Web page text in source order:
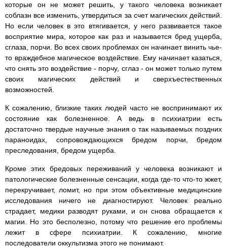
которые он не может решить, у такого человека возникает
соблазн все изменить, утвердиться за счет магических действий.
Но если человек в это втягивается, у него развивается такое
восприятие мира, которое как раз и называется бред ущерба,
сглаза, порчи. Во всех своих проблемах он начинает винить чье-
то враждебное магическое воздействие. Ему начинает казаться,
что снять это воздействие - порчу, сглаз - он может только путем
своих магических действий и сверхъестественных
возможностей.
К сожалению, близкие таких людей часто не воспринимают их
состояние как болезненное. А ведь в психиатрии есть
достаточно твердые научные знания о так называемых поздних
параноидах, сопровождающихся бредом порчи, бредом
преследования, бредом ущерба.
Кроме этих бредовых переживаний у человека возникают и
патологические болезненные сенсации, когда где-то что-то жжет,
перекручивает, ломит, но при этом объективные медицинские
исследования ничего не диагностируют. Человек реально
страдает, медики разводят руками, и он снова обращается к
магии. Но это бесполезно, потому что решение его проблемы
лежит в сфере психиатрии. К сожалению, многие
последователи оккультизма этого не понимают.